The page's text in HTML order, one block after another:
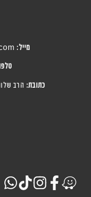
מייל:
כתובת: הרב שלום שבזי